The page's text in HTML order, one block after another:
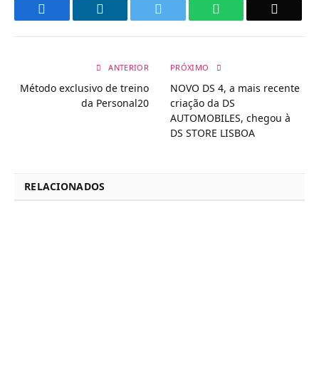
WhatsApp
ANTERIOR
Método exclusivo de treino
da Personal20
PRÓXIMO
NOVO DS 4, a mais recente
criação da DS
AUTOMOBILES, chegou à
DS STORE LISBOA
RELACIONADOS